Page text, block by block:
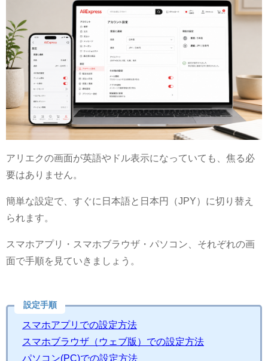
アリエクの画面が英語やドル表示になっていても、焦る必
要はありません。
簡単な設定で、すぐに日本語と日本円（JPY）に切り替え
られます。
スマホアプリ・スマホブラウザ・パソコン、それぞれの画
面で手順を見ていきましょう。
設定手順
スマホアプリでの設定方法
スマホブラウザ（ウェブ版）での設定方法
パソコン(PC)での設定方法